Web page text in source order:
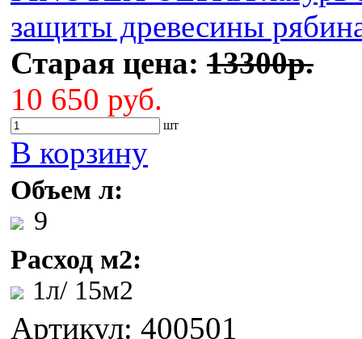
защиты древесины
Старая цена: 13300р.
10 650 руб.
шт
В корзину
Объем л:
9
Расход м2:
1л/ 15м2
Артикул: 400501